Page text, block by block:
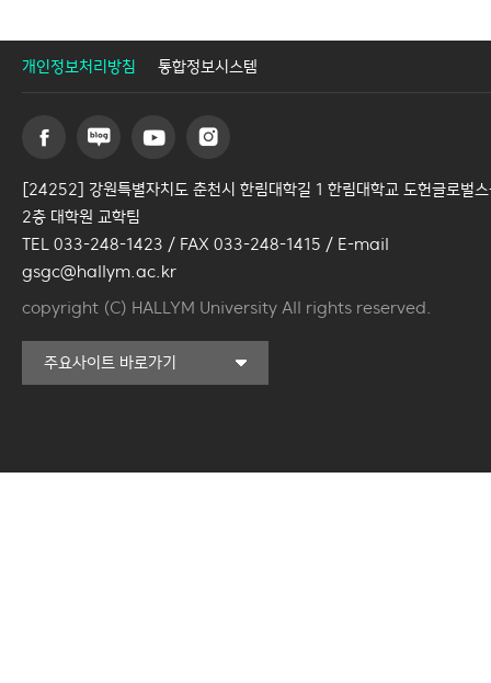
개인정보처리방침 통합정보시스템
[24252] 강원특별자치도 춘천시 한림대학길 1 한림대학교 도헌글로벌
2층 대학원 교학팀
TEL 033-248-1423 / FAX 033-248-1415 / E-mail
gsgc@hallym.ac.kr
copyright (C) HALLYM University All rights reserved.
주요사이트 바로가기
커뮤니티교육원
국제학생증신청